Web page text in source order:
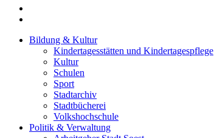
Bildung & Kultur
Kindertagesstätten und Kindertagespflege
Kultur
Schulen
Sport
Stadtarchiv
Stadtbücherei
Volkshochschule
Politik & Verwaltung